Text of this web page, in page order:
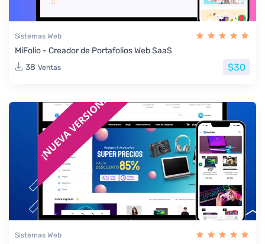
Sistemas Web
MiFolio - Creador de Portafolios Web SaaS
38 Ventas $30
Sistemas Web